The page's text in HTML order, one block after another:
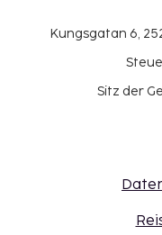
Kungsgatan 6,
Sitz der